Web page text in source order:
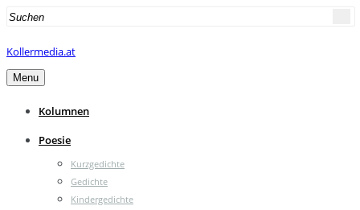
Search
Kollermedia.at
Menu
Kolumnen
Poesie
Kurzgedichte
Gedichte
Kindergedichte